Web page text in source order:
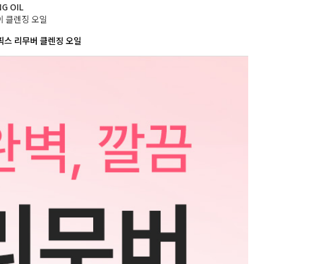
OIL
클렌징 오일
스 리무버 클렌징 오일